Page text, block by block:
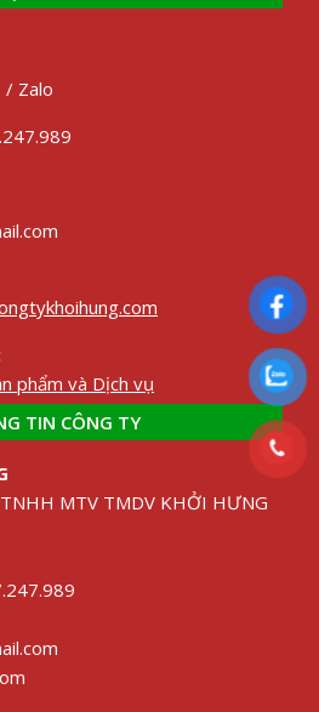
/ Zalo
phẩm và Dịch vụ
TIN CÔNG TY
MTV TMDV KHỞI HƯNG